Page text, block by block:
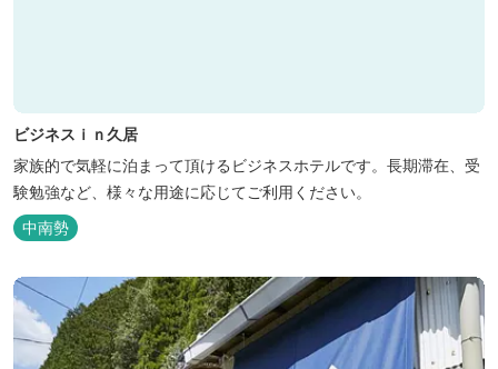
ビジネスｉｎ久居
家族的で気軽に泊まって頂けるビジネスホテルです。長期滞在、受
験勉強など、様々な用途に応じてご利用ください。
中南勢